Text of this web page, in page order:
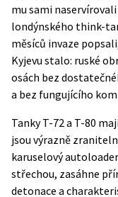
mu sami
londýnského think-
měsíců invaze
Kyjevu stalo: ruské
osách bez
a bez fungujícího
Tanky T-72 a T-80
jsou výrazně
karuselový
střechou, zasáhne
detonace a